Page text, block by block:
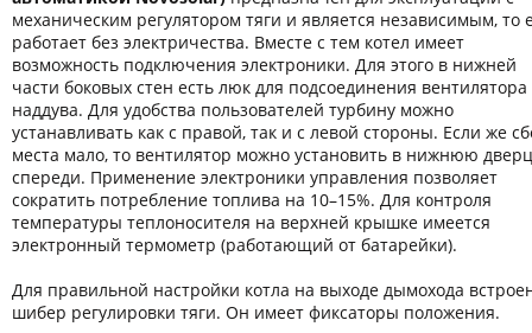
механическим регулятором тяги и является независимым, то
работает без электричества. Вместе с тем котел имеет
возможность подключения электроники. Для этого в нижней
части боковых стен есть люк для подсоединения вентилятора
наддува. Для удобства пользователей турбину можно
устанавливать как с правой, так и с левой стороны. Если же
места мало, то вентилятор можно установить в нижнюю
спереди. Применение электроники управления позволяет
сократить потребление топлива на 10–15%. Для контроля
температуры теплоносителя на верхней крышке имеется
электронный термометр (работающий от батарейки).
Для правильной настройки котла на выходе дымохода
шибер регулировки тяги. Он имеет фиксаторы положения.